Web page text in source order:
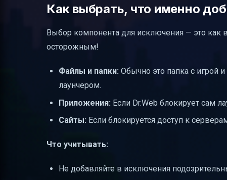
Как выбрать, что именно
Выбор компонента для исключения — это как
осторожным!
Файлы и папки: Обычно это папка с игрой
лаунчером.
Приложения: Если Dr.Web блокирует сам
Сайты: Если блокируется доступ к
Что учитывать:
Не добавляйте в исключения